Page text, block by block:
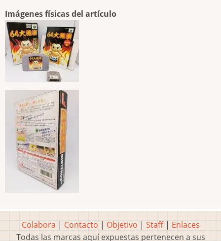
Imágenes físicas del artículo
Colabora | Contacto | Objetivo | Staff| Enlaces
Todas las marcas aquí expuestas pertenecen a sus